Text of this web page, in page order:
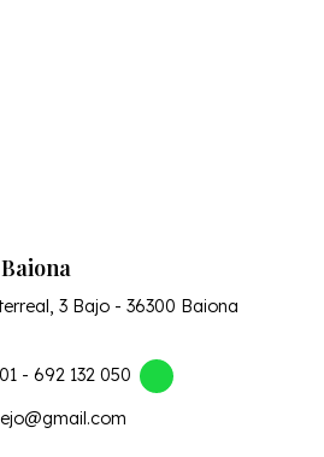
3 Bajo - 36300 Baiona
-692 132 050